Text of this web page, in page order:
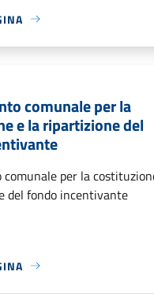
comunale per la
e la ripartizione del
comunale per la
del fondo incentivante